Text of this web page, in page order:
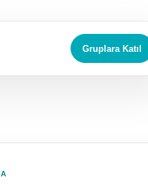
Gruplara Katıl